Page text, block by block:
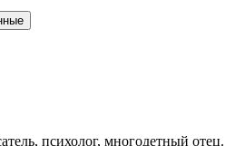
психолог, многодетный отец.